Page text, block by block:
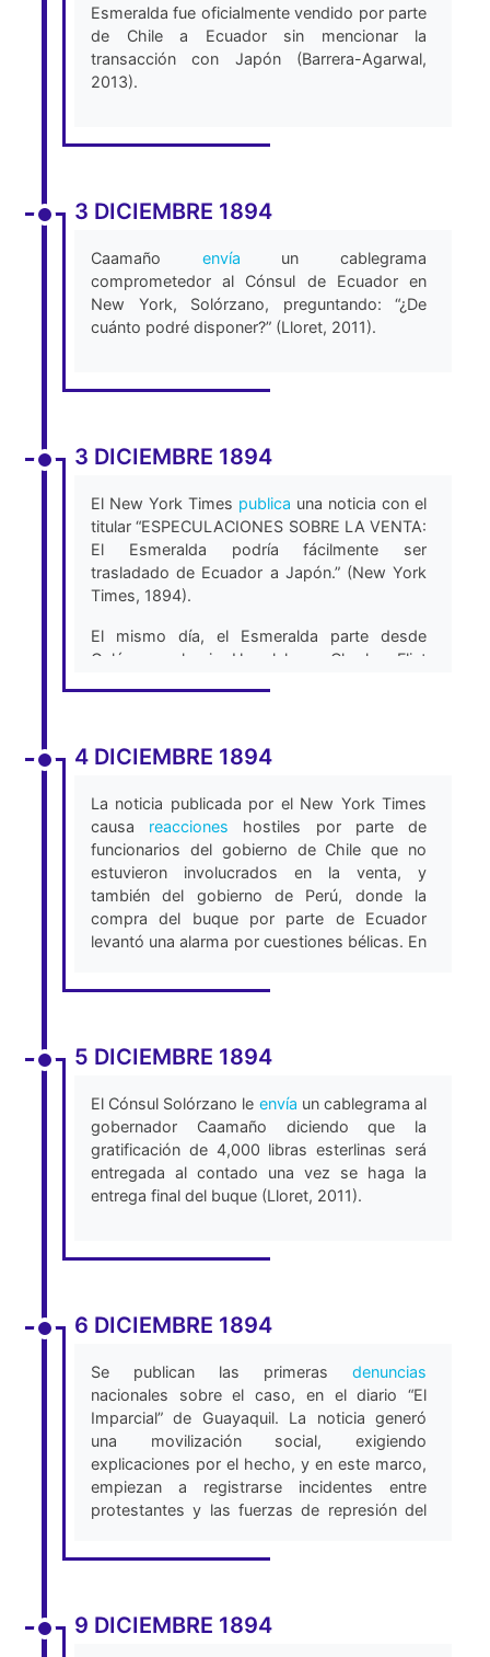
Esmeralda fue oficialmente vendido por parte
de Chile a Ecuador sin mencionar la
transacción con Japón (Barrera-Agarwal,
2013).
3 DICIEMBRE 1894
Caamaño envía un cablegrama
comprometedor al Cónsul de Ecuador en
New York, Solórzano, preguntando: “¿De
cuánto podré disponer?” (Lloret, 2011).
3 DICIEMBRE 1894
El New York Times publica una noticia con el
titular “ESPECULACIONES SOBRE LA VENTA:
El Esmeralda podría fácilmente ser
trasladado de Ecuador a Japón.” (New York
Times, 1894).
El mismo día, el Esmeralda parte desde
Galápagos hacia Honolulu, y Charles Flint
su trato con Japón (Barrera-Agarwal, 2013).
4 DICIEMBRE 1894
La noticia publicada por el New York Times
causa reacciones hostiles por parte de
funcionarios del gobierno de Chile que no
estuvieron involucrados en la venta, y
también del gobierno de Perú, donde la
compra del buque por parte de Ecuador
levantó una alarma por cuestiones bélicas. En
puesto que se conocía que el gobierno no
con una noticia que aclara lo siguiente:
“El Japón paga por la Esmeralda £300,000
de las cuales solo £220,000 llegan a manos
del gobierno de Chile. Los £80 mil restantes
se distribuyen entre los agentes yankees,
5 DICIEMBRE 1894
El Cónsul Solórzano le envía un cablegrama al
gobernador Caamaño diciendo que la
gratificación de 4,000 libras esterlinas será
entregada al contado una vez se haga la
entrega final del buque (Lloret, 2011).
6 DICIEMBRE 1894
Se publican las primeras denuncias
nacionales sobre el caso, en el diario “El
Imparcial” de Guayaquil. La noticia generó
una movilización social, exigiendo
explicaciones por el hecho, y en este marco,
empiezan a registrarse incidentes entre
protestantes y las fuerzas de represión del
(Romero, F, 2012).
9 DICIEMBRE 1894